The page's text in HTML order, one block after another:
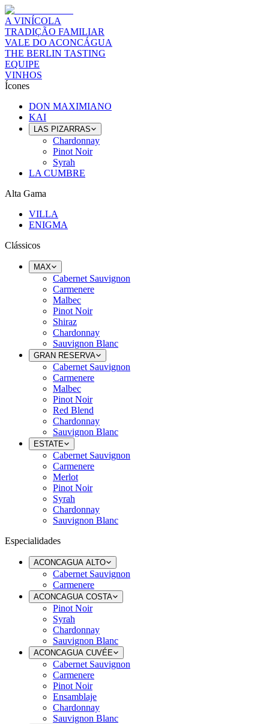
A VINÍCOLA
TRADIÇÃO FAMILIAR
VALE DO ACONCÁGUA
THE BERLIN TASTING
EQUIPE
VINHOS
Ícones
DON MAXIMIANO
KAI
LAS PIZARRAS
Chardonnay
Pinot Noir
Syrah
LA CUMBRE
Alta Gama
VILLA
ENIGMA
Clássicos
MAX
Cabernet Sauvignon
Carmenere
Malbec
Pinot Noir
Shiraz
Chardonnay
Sauvignon Blanc
GRAN RESERVA
Cabernet Sauvignon
Carmenere
Malbec
Pinot Noir
Red Blend
Chardonnay
Sauvignon Blanc
ESTATE
Cabernet Sauvignon
Carmenere
Merlot
Pinot Noir
Syrah
Chardonnay
Sauvignon Blanc
Especialidades
ACONCAGUA ALTO
Cabernet Sauvignon
Carmenere
ACONCAGUA COSTA
Pinot Noir
Syrah
Chardonnay
Sauvignon Blanc
ACONCAGUA CUVÉE
Cabernet Sauvignon
Carmenere
Pinot Noir
Ensamblaje
Chardonnay
Sauvignon Blanc